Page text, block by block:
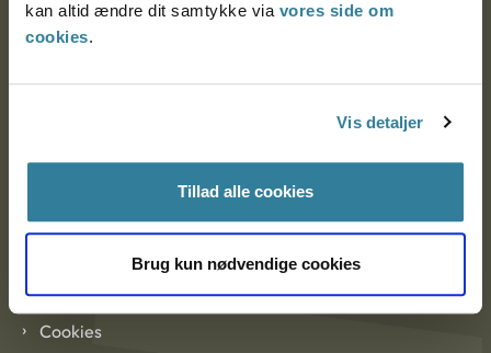
kan altid ændre dit samtykke via vores side om
cookies.
Vis detaljer
Tillad alle cookies
Brug kun nødvendige cookies
CVR: 1007 4002
Blanketter og kontaktformularer
Tilgængelighedserklæring
Cookies